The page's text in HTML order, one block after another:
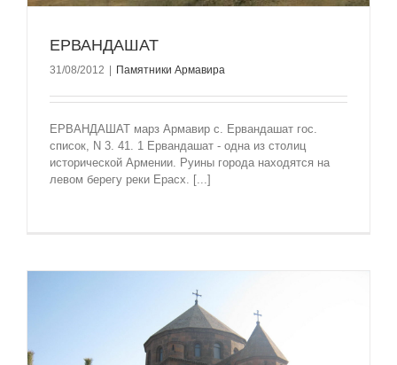
ЕРВАНДАШАТ
31/08/2012 Памятники Армавира
ЕРВАНДАШАТ марз Армавир с. Ервандашат гос.
список, N 3. 41. 1 Ервандашат - одна из столиц
исторической Армении. Руины города находятся на
левом берегу реки Ерасх. [...]